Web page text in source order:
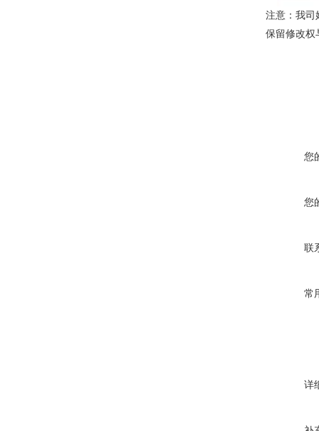
注意：我司
保留修改权
您
您
联
常
详